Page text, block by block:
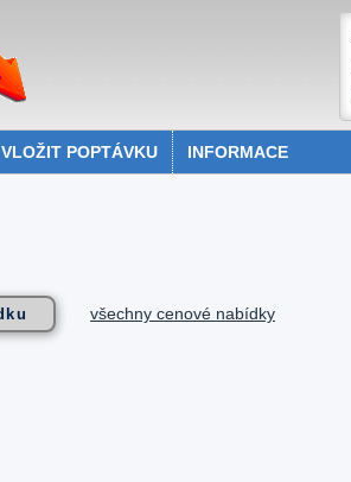
VLOŽIT POPTÁVKU INFORMACE
všechny cenové nabídky